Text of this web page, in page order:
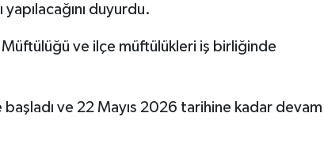
duyurdu.
ve ilçe müftülükleri iş birliğinde
ve 22 Mayıs 2026 tarihine kadar devam